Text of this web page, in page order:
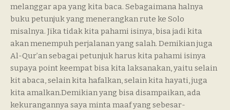
melanggar apa yang kita baca. Sebagaimana halnya
buku petunjuk yang menerangkan rute ke Solo
misalnya. Jika tidak kita pahami isinya, bisa jadi kita
akan menempuh perjalanan yang salah. Demikian juga
Al-Qur’an sebagai petunjuk harus kita pahami isinya
supaya point keempat bisa kita laksanakan, yaitu selain
kit abaca, selain kita hafalkan, selain kita hayati, juga
kita amalkan.Demikian yang bisa disampaikan, ada
kekurangannya saya minta maaf yang sebesar-